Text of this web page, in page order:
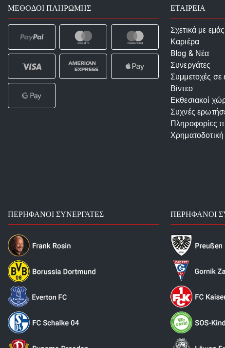
ΜΈΘΟΔΟΙ ΠΛΗΡΩΜΉΣ ΕΤΑΙΡΕΙΑ
Σχετικά με εμάς
Καριέρα
Blog & Νέα
Συνεργάτες
Συμμετοχές σε
Βίντεο
Εκθεσιακοί
Συχνές
Πληροφορίες
ΠΕΡΉΦΑΝΟΙ ΣΥΝΕΡΓΆΤΕΣ ΠΕΡΉΦΑΝΟΙ